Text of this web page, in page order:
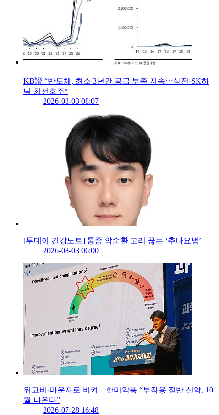
KB證 “반도체, 최소 3년간 공급 부족 지속⋯삼전·SK하
닉 최선호주”
2026-08-03 08:07
[투데이 건강노트] 통증 악순환 고리 끊는 ‘추나요법’
2026-08-03 06:00
위고비·마운자로 비켜…한미약품 “부작용 절반 신약, 10
월 나온다”
2026-07-28 16:48